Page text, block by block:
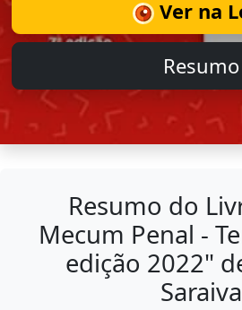
Ver na
Resumo
Resumo do
Mecum Penal -
edição 2022"
Saraiva